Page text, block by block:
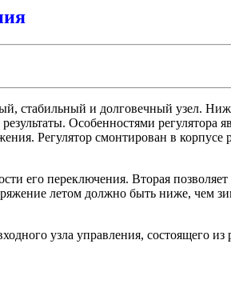
стабильный и долговечный узел.
Особенностями регулятора
Регулятор смонтирован в корпусе
его переключения. Вторая
летом должно быть ниже, чем
узла управления, состоящего из